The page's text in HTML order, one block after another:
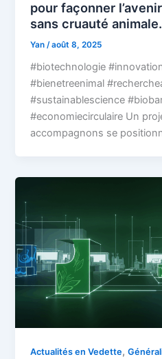
pour façonner
sans cruauté animale.
Yan /août 8, 2025
#biotechnologie
#bienetreenimal
#sustainablescience
#economiecirculaire Un
accompagnons se
Actualités en Vedette,